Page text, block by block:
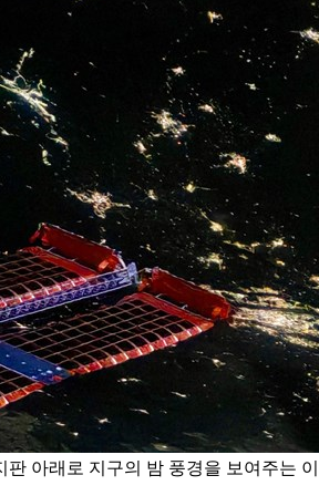
판 아래로 지구의 밤 풍경을 보여주는